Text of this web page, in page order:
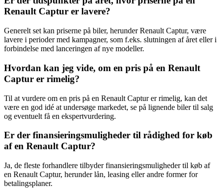
Renault Captur er lavere?
Generelt set kan priserne på biler, herunder Renault Captur, være
lavere i perioder med kampagner, som f.eks. slutningen af året eller i
forbindelse med lanceringen af nye modeller.
Hvordan kan jeg vide, om en pris på en Renault
Captur er rimelig?
Til at vurdere om en pris på en Renault Captur er rimelig, kan det
være en god idé at undersøge markedet, se på lignende biler til salg
og eventuelt få en ekspertvurdering.
Er der finansieringsmuligheder til rådighed for køb
af en Renault Captur?
Ja, de fleste forhandlere tilbyder finansieringsmuligheder til køb af
en Renault Captur, herunder lån, leasing eller andre former for
betalingsplaner.